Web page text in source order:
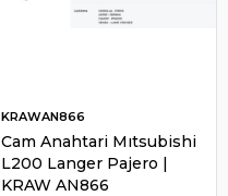
Cam Anahtari Mıtsubishi
L200 Langer Pajero |
KRAW AN866
KRAWAN866